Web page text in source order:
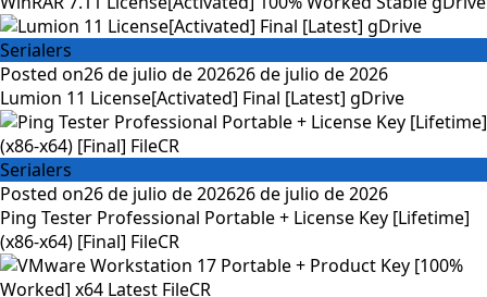
Serialers
Posted on26 de julio de 202626 de julio de 2026
Lumion 11 License[Activated] Final [Latest] gDrive
Serialers
Posted on26 de julio de 202626 de julio de 2026
Ping Tester Professional Portable + License Key [Lifetime]
(x86-x64) [Final] FileCR